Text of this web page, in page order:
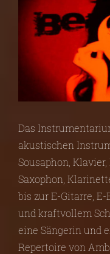
Das
akustischen
Sousaphon,
Saxophon,
bis zur E-Gitarre,
und kraftvollem
eine Sängerin und
Repertoire von